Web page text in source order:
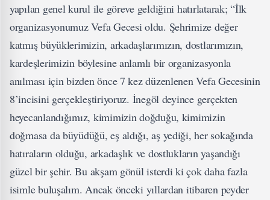
yapılan genel kurul ile göreve geldiğini hatırlatarak; “İlk
organizasyonumuz Vefa Gecesi oldu. Şehrimize değer
katmış büyüklerimizin, arkadaşlarımızın, dostlarımızın,
kardeşlerimizin böylesine anlamlı bir organizasyonla
anılması için bizden önce 7 kez düzenlenen Vefa Gecesinin
8’incisini gerçekleştiriyoruz. İnegöl deyince gerçekten
heyecanlandığımız, kimimizin doğduğu, kimimizin
doğmasa da büyüdüğü, eş aldığı, aş yediği, her sokağında
hatıraların olduğu, arkadaşlık ve dostlukların yaşandığı
güzel bir şehir. Bu akşam gönül isterdi ki çok daha fazla
isimle buluşalım. Ancak önceki yıllardan itibaren peyder